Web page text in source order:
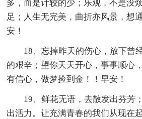
多，而是计较的少；乐观，不是没
足；人生无完美，曲折亦风景，想
安！
18、忘掉昨天的伤心，放下曾
的艰辛；望你天天开心，事事顺心
有信心，做梦捡到金！！早安！
19、鲜花无语，去散发出芬芳
出活力。让充满青春的我们从现在